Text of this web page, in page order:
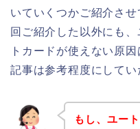
いていくつかご紹介さ
回ご紹介した以外にも
トカードが使えない原
記事は参考程度にしてい
もし、ユー